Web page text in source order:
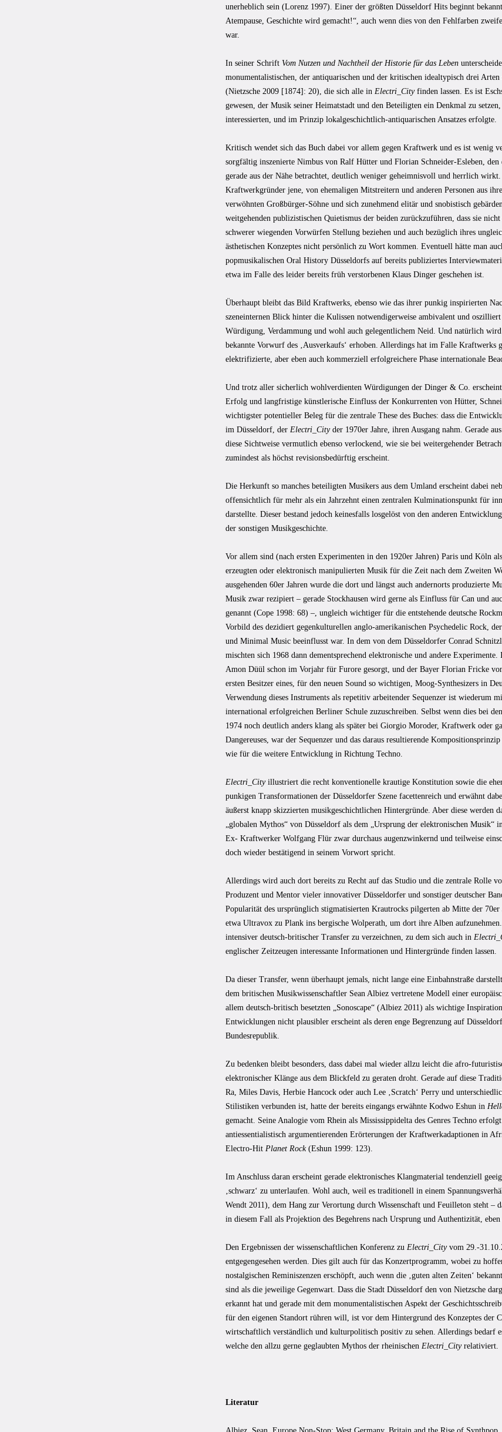
unerheblich sein (Lorenz 1997). Einer der größten Düsseldorf Hits beginnt
Atempause, Geschichte wird gemacht!“, auch wenn dies von den Fehlfarben
war.
In seiner Schrift Vom Nutzen und Nachtheil der Historie für das Leben
monumentalistischen, der antiquarischen und der kritischen idealtypisch drei Arten
(Nietzsche 2009 [1874]: 20), die sich alle in Electri_Cityfinden lassen. Es ist
gewesen, der Musik seiner Heimatstadt und den Beteiligten ein Denkmal zu
interessierten, und im Prinzip lokalgeschichtlich-antiquarischen Ansatzes erfolgte.
Kritisch wendet sich das Buch dabei vor allem gegen Kraftwerk und es ist wenig
sorgfältig inszenierte Nimbus von Ralf Hütter und Florian Schneider-Esleben, den
gerade aus der Nähe betrachtet, deutlich weniger geheimnisvoll und herrlich
Kraftwerkgründer jene, von ehemaligen Mitstreitern und anderen Personen aus
verwöhnten Großbürger-Söhne und sich zunehmend elitär und snobistisch
weitgehenden publizistischen Quietismus der beiden zurückzuführen, dass sie
schwerer wiegenden Vorwürfen Stellung beziehen und auch bezüglich ihres
ästhetischen Konzeptes nicht persönlich zu Wort kommen. Eventuell hätte man
popmusikalischen Oral History Düsseldorfs auf bereits publiziertes
etwa im Falle des leider bereits früh verstorbenen Klaus Dinger geschehen ist.
Überhaupt bleibt das Bild Kraftwerks, ebenso wie das ihrer punkig inspirierten
szeneinternen Blick hinter die Kulissen notwendigerweise ambivalent und
Würdigung, Verdammung und wohl auch gelegentlichem Neid. Und natürlich
bekannte Vorwurf des ‚Ausverkaufs‘ erhoben. Allerdings hat im Falle Kraftwerks
elektrifizierte, aber eben auch kommerziell erfolgreichere Phase internationale
Und trotz aller sicherlich wohlverdienten Würdigungen der Dinger & Co.
Erfolg und langfristige künstlerische Einfluss der Konkurrenten von Hütter,
wichtigster potentieller Beleg für die zentrale These des Buches: dass die
im Düsseldorf, der Electri_Cityder 1970er Jahre, ihren Ausgang nahm. Gerade
diese Sichtweise vermutlich ebenso verlockend, wie sie bei weitergehender
zumindest als höchst revisionsbedürftig erscheint.
Die Herkunft so manches beteiligten Musikers aus dem Umland erscheint dabei
offensichtlich für mehr als ein Jahrzehnt einen zentralen Kulminationspunkt für
darstellte. Dieser bestand jedoch keinesfalls losgelöst von den anderen
der sonstigen Musikgeschichte.
Vor allem sind (nach ersten Experimenten in den 1920er Jahren) Paris und Köln
erzeugten oder elektronisch manipulierten Musik für die Zeit nach dem Zweiten
ausgehenden 60er Jahren wurde die dort und längst auch andernorts produzierte
Musik zwar rezipiert – gerade Stockhausen wird gerne als Einfluss für Can und
genannt (Cope 1998: 68) –, ungleich wichtiger für die entstehende deutsche
Vorbild des dezidiert gegenkulturellen anglo-amerikanischen Psychedelic Rock,
und Minimal Music beeinflusst war. In dem von dem Düsseldorfer Conrad
mischten sich 1968 dann dementsprechend elektronische und andere
Amon Düül schon im Vorjahr für Furore gesorgt, und der Bayer Florian Fricke
ersten Besitzer eines, für den neuen Sound so wichtigen, Moog-Synthesizers in
Verwendung dieses Instruments als repetitiv arbeitender Sequenzer ist wiederum
international erfolgreichen Berliner Schule zuzuschreiben. Selbst wenn dies bei
1974 noch deutlich anders klang als später bei Giorgio Moroder, Kraftwerk oder
Dangereuses, war der Sequenzer und das daraus resultierende
wie für die weitere Entwicklung in Richtung Techno.
Electri_Cityillustriert die recht konventionelle krautige Konstitution sowie die
punkigen Transformationen der Düsseldorfer Szene facettenreich und erwähnt
äußerst knapp skizzierten musikgeschichtlichen Hintergründe. Aber diese werden
„globalen Mythos“ von Düsseldorf als dem „Ursprung der elektronischen Musik“
Ex- Kraftwerker Wolfgang Flür zwar durchaus augenzwinkernd und teilweise
doch wieder bestätigend in seinem Vorwort spricht.
Allerdings wird auch dort bereits zu Recht auf das Studio und die zentrale Rolle
Produzent und Mentor vieler innovativer Düsseldorfer und sonstiger deutscher
Popularität des ursprünglich stigmatisierten Krautrocks pilgerten ab Mitte der 70er
etwa Ultravox zu Plank ins bergische Wolperath, um dort ihre Alben
intensiver deutsch-britischer Transfer zu verzeichnen, zu dem sich auch in
englischer Zeitzeugen interessante Informationen und Hintergründe finden lassen.
Da dieser Transfer, wenn überhaupt jemals, nicht lange eine Einbahnstraße
dem britischen Musikwissenschaftler Sean Albiez vertretene Modell einer
allem deutsch-britisch besetzten „Sonoscape“ (Albiez 2011) als wichtige
Entwicklungen nicht plausibler erscheint als deren enge Begrenzung auf
Bundesrepublik.
Zu bedenken bleibt besonders, dass dabei mal wieder allzu leicht die afro-
elektronischer Klänge aus dem Blickfeld zu geraten droht. Gerade auf diese
Ra, Miles Davis, Herbie Hancock oder auch Lee ‚Scratch‘ Perry und
Stilistiken verbunden ist, hatte der bereits eingangs erwähnte Kodwo Eshun in
gemacht. Seine Analogie vom Rhein als Mississippidelta des Genres Techno
antiessentialistisch argumentierenden Erörterungen der Kraftwerkadaptionen in
Electro-Hit Planet Rock (Eshun 1999: 123).
Im Anschluss daran erscheint gerade elektronisches Klangmaterial tendenziell
‚schwarz‘ zu unterlaufen. Wohl auch, weil es traditionell in einem
Wendt 2011), dem Hang zur Verortung durch Wissenschaft und Feuilleton steht –
in diesem Fall als Projektion des Begehrens nach Ursprung und Authentizität, eben
Den Ergebnissen der wissenschaftlichen Konferenz zu Electri_Cityvom 29.-
entgegengesehen werden. Dies gilt auch für das Konzertprogramm, wobei zu
nostalgischen Reminiszenzen erschöpft, auch wenn die ‚guten alten Zeiten‘
sind als die jeweilige Gegenwart. Dass die Stadt Düsseldorf den von Nietzsche
erkannt hat und gerade mit dem monumentalistischen Aspekt der
für den eigenen Standort rühren will, ist vor dem Hintergrund des Konzeptes der
wirtschaftlich verständlich und kulturpolitisch positiv zu sehen. Allerdings bedarf
welche den allzu gerne geglaubten Mythos der rheinischen Electri_Cityrelativiert.
Literatur